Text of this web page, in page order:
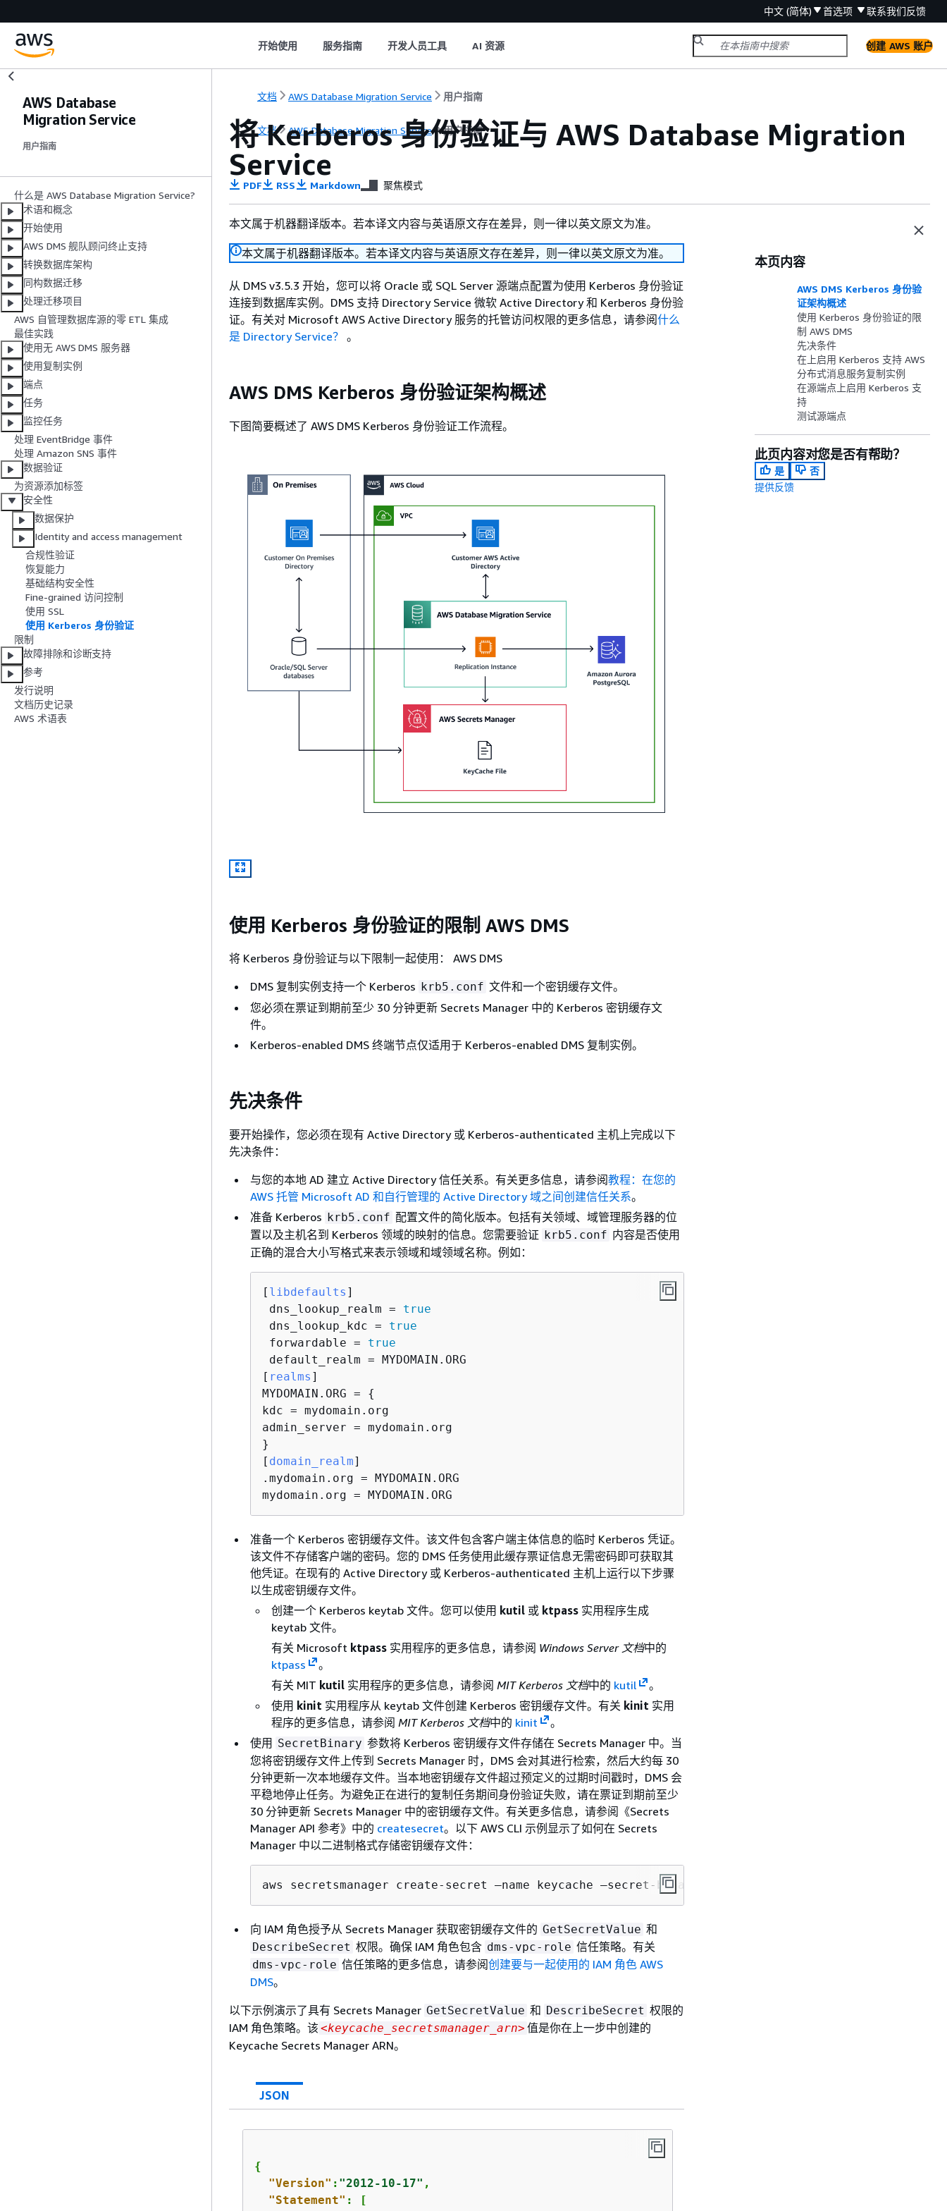
中文 (简体) 首选项 联系我们反馈
开始使用 服务指南 开发人员工具 AI 资源 创建 AWS 账户
AWS Database
Migration Service
用户指南
什么是 AWS Database Migration Service?
术语和概念
开始使用
AWS DMS 舰队顾问终止支持
转换数据库架构
同构数据迁移
处理迁移项目
AWS 自管理数据库源的零 ETL 集成
最佳实践
使用无 AWS DMS 服务器
使用复制实例
端点
任务
监控任务
处理 EventBridge 事件
处理 Amazon SNS 事件
数据验证
为资源添加标签
安全性
数据保护
Identity and access management
合规性验证
恢复能力
基础结构安全性
Fine-grained 访问控制
使用 SSL
使用 Kerberos 身份验证
限制
故障排除和诊断支持
参考
发行说明
文档历史记录
AWS 术语表
文档 AWS Database Migration Service 用户指南
文档 AWS Database Migration Service 用户指南
将 Kerberos 身份验证与 AWS Database Migration
Service
PDF RSS Markdown 聚焦模式
本文属于机器翻译版本。若本译文内容与英语原文存在差异，则一律以英文原文为准。
本文属于机器翻译版本。若本译文内容与英语原文存在差异，则一律以英文原文为准。
从 DMS v3.5.3 开始，您可以将 Oracle 或 SQL Server 源端点配置为使用 Kerberos 身份验证
连接到数据库实例。DMS 支持 Directory Service 微软 Active Directory 和 Kerberos 身份验
证。有关对 Microsoft AWS Active Directory 服务的托管访问权限的更多信息，请参阅什么
是 Directory Service？ 。
AWS DMS Kerberos 身份验证架构概述
下图简要概述了 AWS DMS Kerberos 身份验证工作流程。
使用 Kerberos 身份验证的限制 AWS DMS
将 Kerberos 身份验证与以下限制一起使用： AWS DMS
DMS 复制实例支持一个 Kerberos krb5.conf 文件和一个密钥缓存文件。
您必须在票证到期前至少 30 分钟更新 Secrets Manager 中的 Kerberos 密钥缓存文
件。
Kerberos-enabled DMS 终端节点仅适用于 Kerberos-enabled DMS 复制实例。
先决条件
要开始操作，您必须在现有 Active Directory 或 Kerberos-authenticated 主机上完成以下
先决条件：
与您的本地 AD 建立 Active Directory 信任关系。有关更多信息，请参阅教程：在您的
AWS 托管 Microsoft AD 和自行管理的 Active Directory 域之间创建信任关系。
准备 Kerberos krb5.conf 配置文件的简化版本。包括有关领域、域管理服务器的位
置以及主机名到 Kerberos 领域的映射的信息。您需要验证 krb5.conf 内容是否使用
正确的混合大小写格式来表示领域和域领域名称。例如：
[ libdefaults ]
dns_lookup_realm = true
dns_lookup_kdc = true
forwardable = true
default_realm = MYDOMAIN.ORG
[ realms ]
MYDOMAIN.ORG = {
kdc = mydomain.org
admin_server = mydomain.org
}
[ domain_realm]
.mydomain.org = MYDOMAIN.ORG
mydomain.org = MYDOMAIN.ORG
准备一个 Kerberos 密钥缓存文件。该文件包含客户端主体信息的临时 Kerberos 凭证。
该文件不存储客户端的密码。您的 DMS 任务使用此缓存票证信息无需密码即可获取其
他凭证。在现有的 Active Directory 或 Kerberos-authenticated 主机上运行以下步骤
以生成密钥缓存文件。
创建一个 Kerberos keytab 文件。您可以使用 kutil 或 ktpass 实用程序生成
keytab 文件。
有关 Microsoft ktpass 实用程序的更多信息，请参阅 Windows Server 文档中的
ktpass
。
有关 MIT kutil 实用程序的更多信息，请参阅 MIT Kerberos 文档中的 kutil
。
使用 kinit 实用程序从 keytab 文件创建 Kerberos 密钥缓存文件。有关 kinit 实用
程序的更多信息，请参阅 MIT Kerberos 文档中的 kinit
。
使用 SecretBinary 参数将 Kerberos 密钥缓存文件存储在 Secrets Manager 中。当
您将密钥缓存文件上传到 Secrets Manager 时，DMS 会对其进行检索，然后大约每 30
分钟更新一次本地缓存文件。当本地密钥缓存文件超过预定义的过期时间戳时，DMS 会
平稳地停止任务。为避免正在进行的复制任务期间身份验证失败，请在票证到期前至少
30 分钟更新 Secrets Manager 中的密钥缓存文件。有关更多信息，请参阅《Secrets
Manager API 参考》 中的 createsecret。以下 AWS CLI 示例显示了如何在 Secrets
Manager 中以二进制格式存储密钥缓存文件：
aws secretsmanager create-secret —name keycache —secret-binary fileb:
向 IAM 角色授予从 Secrets Manager 获取密钥缓存文件的 GetSecretValue 和
DescribeSecret 权限。确保 IAM 角色包含 dms-vpc-role 信任策略。有关
dms-vpc-role 信任策略的更多信息，请参阅创建要与一起使用的 IAM 角色 AWS
DMS。
以下示例演示了具有 Secrets Manager GetSecretValue 和 DescribeSecret 权限的
IAM 角色策略。该 <keycache_secretsmanager_arn> 值是你在上一步中创建的
Keycache Secrets Manager ARN。
JSON
{
"Version" : "2012-10-17" ,
"Statement" : [
本页内容
AWS DMS Kerberos 身份验
证架构概述
使用 Kerberos 身份验证的限
制 AWS DMS
先决条件
在上启用 Kerberos 支持 AWS
分布式消息服务复制实例
在源端点上启用 Kerberos 支
持
测试源端点
此页内容对您是否有帮助？
是
否
提供反馈